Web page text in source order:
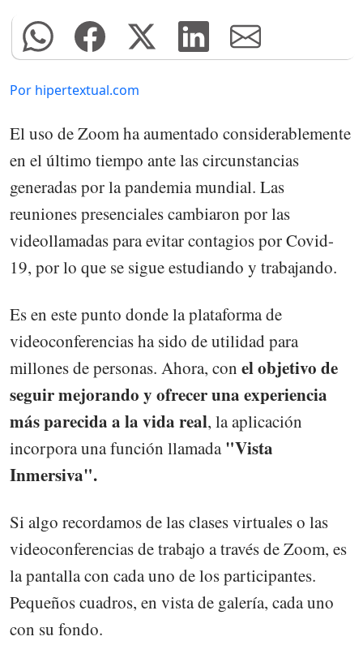
Por hipertextual.com
El uso de Zoom ha aumentado considerablemente
en el último tiempo ante las circunstancias
generadas por la pandemia mundial. Las
reuniones presenciales cambiaron por las
videollamadas para evitar contagios por Covid-
19, por lo que se sigue estudiando y trabajando.
Es en este punto donde la plataforma de
videoconferencias ha sido de utilidad para
millones de personas. Ahora, con el objetivo de
seguir mejorando y ofrecer una experiencia
más parecida a la vida real, la aplicación
incorpora una función llamada"Vista
Inmersiva".
Si algo recordamos de las clases virtuales o las
videoconferencias de trabajo a través de Zoom, es
la pantalla con cada uno de los participantes.
Pequeños cuadros, en vista de galería, cada uno
con su fondo.